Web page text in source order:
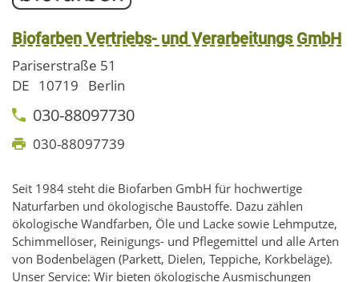
Biofarben Vertriebs- und Verarbeitungs GmbH
Pariserstraße 51
DE 10719 Berlin
030-88097730
030-88097739
Seit 1984 steht die Biofarben GmbH für hochwertige
Naturfarben und ökologische Baustoffe. Dazu zählen
ökologische Wandfarben, Öle und Lacke sowie Lehmputze,
Schimmellöser, Reinigungs- und Pflegemittel und alle Arten
von Bodenbelägen (Parkett, Dielen, Teppiche, Korkbeläge).
Unser Service: Wir bieten ökologische Ausmischungen